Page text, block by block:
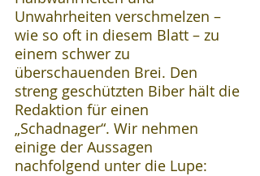
Unwahrheiten verschmelzen –
wie so oft in diesem Blatt – zu
einem schwer zu
überschauenden Brei. Den
streng geschützten Biber hält die
Redaktion für einen
„Schadnager“. Wir nehmen
einige der Aussagen
nachfolgend unter die Lupe: